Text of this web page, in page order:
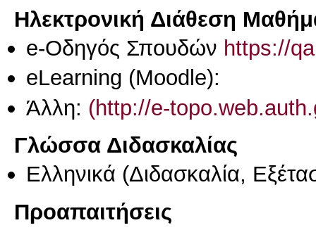
Ηλεκτρονική Διάθεση
e-Οδηγός Σπουδών https://
eLearning (Moodle):
Άλλη: (http://e-
Γλώσσα Διδασκαλίας
Ελληνικά (Διδασκαλία,
Προαπαιτήσεις